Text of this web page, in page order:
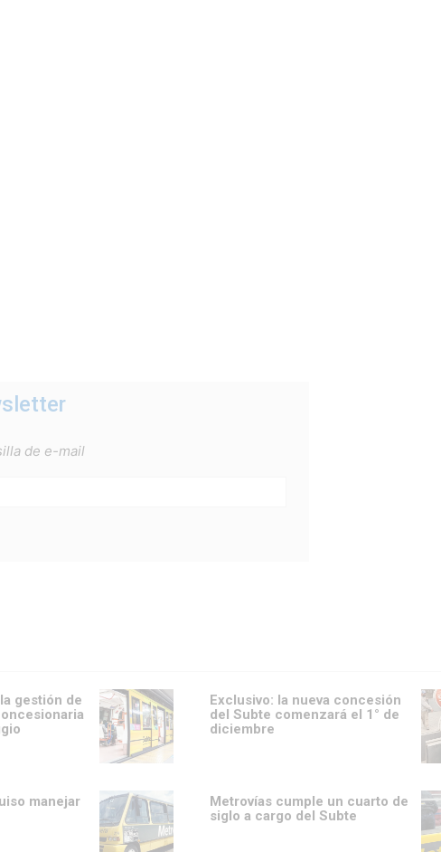
de e-mail
gestión de
Exclusivo: la nueva concesión
del Subte comenzará el 1° de
diciembre
manejar
Metrovías cumple un cuarto de
siglo a cargo del Subte